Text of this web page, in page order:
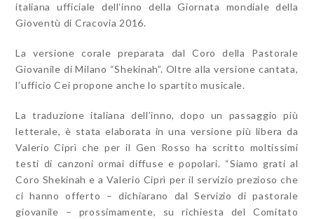
italiana ufficiale dell‘inno della Giornata mondiale della
Gioventù di Cracovia 2016.
La versione corale preparata dal Coro della Pastorale
Giovanile di Milano “Shekinah”. Oltre alla versione cantata,
l’ufficio Cei propone anche lo spartito musicale.
La traduzione italiana dell’inno, dopo un passaggio più
letterale, è stata elaborata in una versione più libera da
Valerio Ciprì che per il Gen Rosso ha scritto moltissimi
testi di canzoni ormai diffuse e popolari. “Siamo grati al
Coro Shekinah e a Valerio Ciprì per il servizio prezioso che
ci hanno offerto – dichiarano dal Servizio di pastorale
giovanile – prossimamente, su richiesta del Comitato